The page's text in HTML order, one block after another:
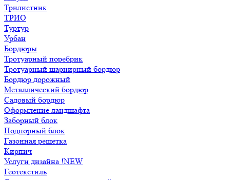
Трилистник
ТРИО
Туртур
Урбан
Бордюры
Тротуарный поребрик
Тротуарный шарнирный бордюр
Бордюр дорожный
Металлический бордюр
Садовый бордюр
Оформление ландшафта
Заборный блок
Подпорный блок
Газонная решетка
Кирпич
Услуги дизайна !NEW
Геотекстиль